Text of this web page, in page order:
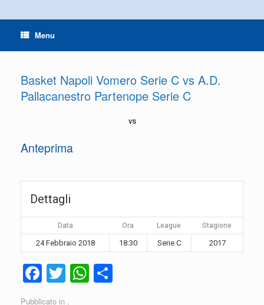
Menu
Basket Napoli Vomero Serie C vs A.D.
Pallacanestro Partenope Serie C
vs
Anteprima
Dettagli
Data Ora League Stagione
24 Febbraio 2018 18:30 Serie C 2017
F
a
T
wi
W
h
Pubblicato in .